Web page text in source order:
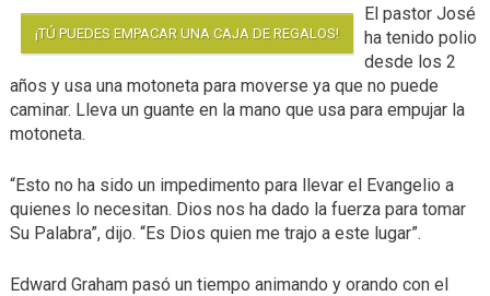
¡TÚ PUEDES EMPACAR UNA CAJA DE REGALOS!
El pastor José
ha tenido polio
desde los 2
años y usa una motoneta para moverse ya que no puede
caminar. Lleva un guante en la mano que usa para empujar la
motoneta.
“Esto no ha sido un impedimento para llevar el Evangelio a
quienes lo necesitan. Dios nos ha dado la fuerza para tomar
Su Palabra”, dijo. “Es Dios quien me trajo a este lugar”.
Edward Graham pasó un tiempo animando y orando con el